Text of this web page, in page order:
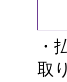
・
取